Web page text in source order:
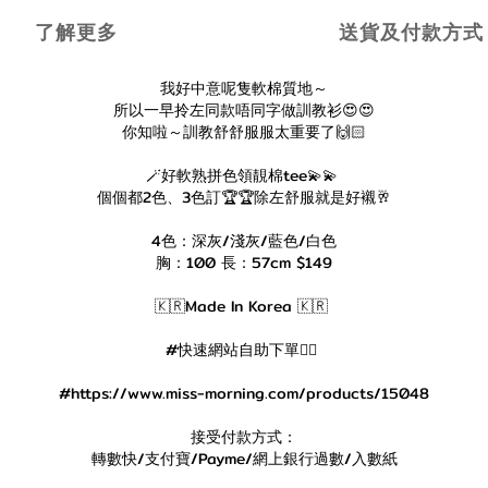
了解更多 送貨及付款方式
我好中意呢隻軟棉質地～
所以一早拎左同款唔同字做訓教衫😍😍
你知啦～訓教舒舒服服太重要了🙌🏻
🪄好軟熟拼色領靚棉tee💫💫
個個都2色、3色訂🏆🏆除左舒服就是好襯🥂
4色：深灰/淺灰/藍色/白色
胸：100 長：57cm $149
🇰🇷Made In Korea 🇰🇷
#快速網站自助下單👇🏻
#https://www.miss-morning.com/products/15048
接受付款方式：
轉數快/支付寶/Payme/網上銀行過數/入數紙